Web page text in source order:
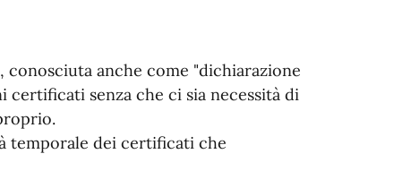
anche come "dichiarazione
senza che ci sia necessità di
temporale dei certificati che